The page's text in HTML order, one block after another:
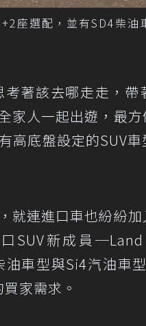
選配，並有SD4柴油
著該去哪走走，帶
家人一起出遊，最
高底盤設定的SUV
就連進口車也紛紛
SUV新成員─Land
車型與Si4汽油車
家需求。